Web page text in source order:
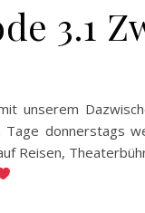
3.1
unserem
donnerstags
Reisen,